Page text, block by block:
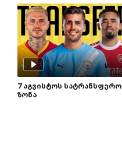
7 აგვისტოს სატრანსფერო
ზონა